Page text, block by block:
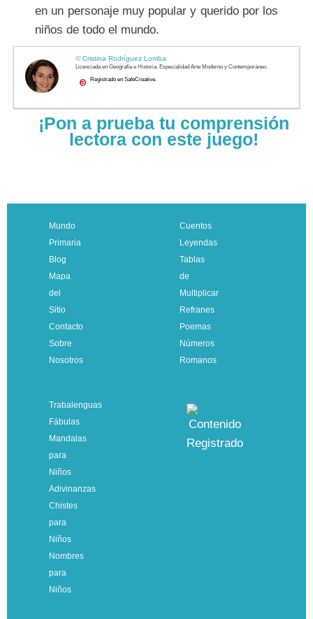
en un personaje muy popular y querido por los
niños de todo el mundo.
¡Pon a prueba tu comprensión
lectora con este juego!
Mundo
Primaria
Blog
Mapa
del
Sitio
Contacto
Sobre
Nosotros
Cuentos
Leyendas
Tablas
de
Multiplicar
Refranes
Poemas
Números
Romanos
Trabalenguas
Fábulas
Mandalas
para
Niños
Adivinanzas
Chistes
para
Niños
Nombres
para
Niños